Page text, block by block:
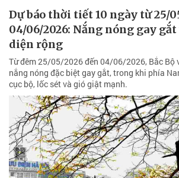
Dự báo thời tiết 10 ngày từ 25/
04/06/2026: Nắng nóng gay
diện rộng
Từ đêm 25/05/2026 đến 04/06/2026, Bắc Bộ
nắng nóng đặc biệt gay gắt, trong khi phía
cục bộ, lốc sét và gió giật mạnh.